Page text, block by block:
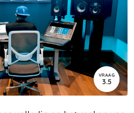
VRAAG
3.5